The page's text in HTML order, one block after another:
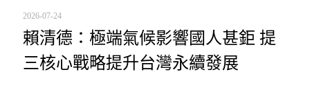
2026-07-24
賴清德：極端氣候影響國人甚鉅 提
三核心戰略提升台灣永續發展